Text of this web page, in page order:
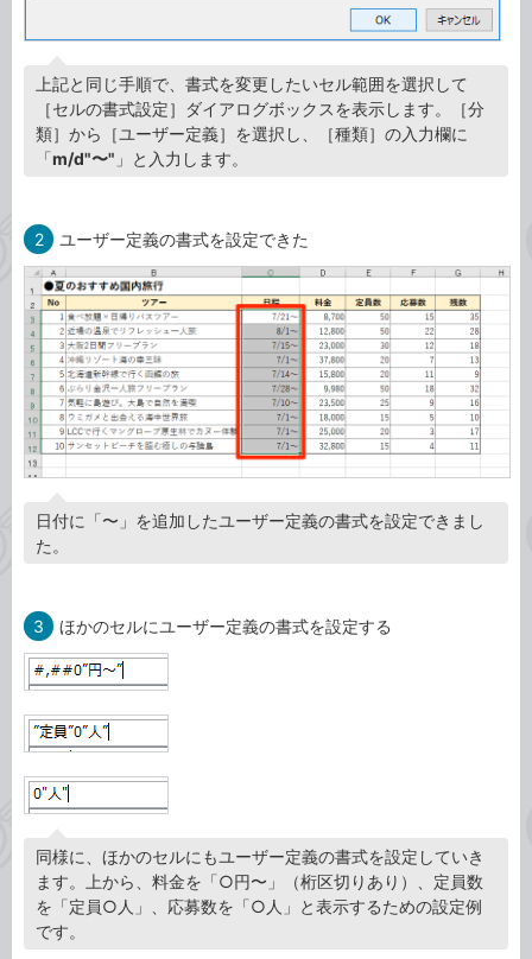
上記と同じ手順で、書式を変更したいセル範囲を選択して
［セルの書式設定］ダイアログボックスを表示します。［分
類］から［ユーザー定義］を選択し、［種類］の入力欄に
「m/d"〜" 」と入力します。
2 ユーザー定義の書式を設定できた
日付に「〜」を追加したユーザー定義の書式を設定できまし
た。
3 ほかのセルにユーザー定義の書式を設定する
同様に、ほかのセルにもユーザー定義の書式を設定していき
ます。上から、料金を「○円〜」（桁区切りあり）、定員数
を「定員○人」、応募数を「○人」と表示するための設定例
です。